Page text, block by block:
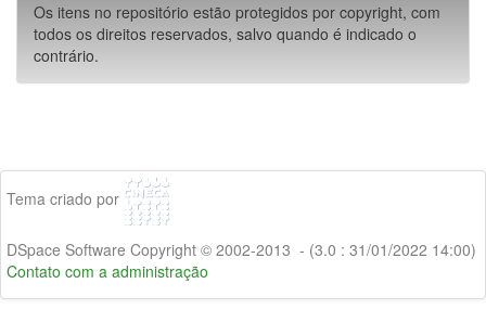
Os itens no repositório estão protegidos por copyright, com
todos os direitos reservados, salvo quando é indicado o
contrário.
Tema criado por
DSpace Software Copyright © 2002-2013 - (3.0 : 31/01/2022 14:00)
Contato com a administração